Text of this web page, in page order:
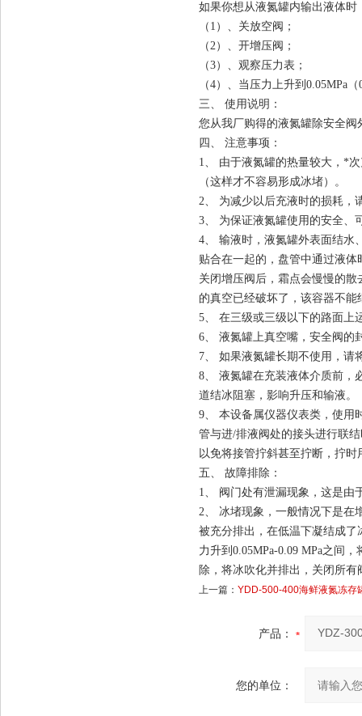
如果你想从液氮罐内输出液体
（1）、关放空阀；
（2）、开增压阀；
（3）、观察压力表；
（4）、当压力上升到
三、 使用说明：
您从我厂购得的液氮罐除安全
四、 注意事项：
1、 由于液氮罐的热量较大，*
（这样才不容易形成冰堵）。
2、 为减少以后充液时的损耗
3、 为保证液氮罐使用的安全
4、 输液时，液氮罐外表面结水
贴合在一起的，盘管中通过液
关闭增压阀后，霜点会慢慢的
的真空已经破坏了，该容器不
5、 在三级或三级以下的路面
6、 液氮罐上真空嘴，安全阀
7、 如果液氮罐长期不使用，
8、 液氮罐在充装液体介质前，
道结冰阻塞，影响升压和输
9、 本设备属仪器仪表类，使用
管与进/排液阀处的接头进行联
以免将接管拧斜甚至拧断，拧
五、 故障排除：
1、 阀门处有泄漏现象，这是
2、 冰堵现象，一般情况下是在
被充分排出，在低温下凝结成
力升到0.05MPa-0.09 MPa之间
除，将冰吹化并排出，关闭所
上一篇： YDD-500-400海鲜液氮冻存
产品：
您的单位：